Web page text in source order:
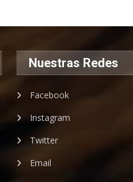
Nuestras Redes
Facebook
Instagram
Twitter
Email